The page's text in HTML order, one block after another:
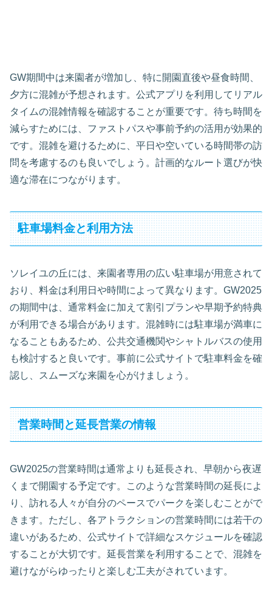
GW期間中は来園者が増加し、特に開園直後や昼食時間、
夕方に混雑が予想されます。公式アプリを利用してリアル
タイムの混雑情報を確認することが重要です。待ち時間を
減らすためには、ファストパスや事前予約の活用が効果的
です。混雑を避けるために、平日や空いている時間帯の訪
問を考慮するのも良いでしょう。計画的なルート選びが快
適な滞在につながります。
駐車場料金と利用方法
ソレイユの丘には、来園者専用の広い駐車場が用意されて
おり、料金は利用日や時間によって異なります。GW2025
の期間中は、通常料金に加えて割引プランや早期予約特典
が利用できる場合があります。混雑時には駐車場が満車に
なることもあるため、公共交通機関やシャトルバスの使用
も検討すると良いです。事前に公式サイトで駐車料金を確
認し、スムーズな来園を心がけましょう。
営業時間と延長営業の情報
GW2025の営業時間は通常よりも延長され、早朝から夜遅
くまで開園する予定です。このような営業時間の延長によ
り、訪れる人々が自分のペースでパークを楽しむことがで
きます。ただし、各アトラクションの営業時間には若干の
違いがあるため、公式サイトで詳細なスケジュールを確認
することが大切です。延長営業を利用することで、混雑を
避けながらゆったりと楽しむ工夫がされています。